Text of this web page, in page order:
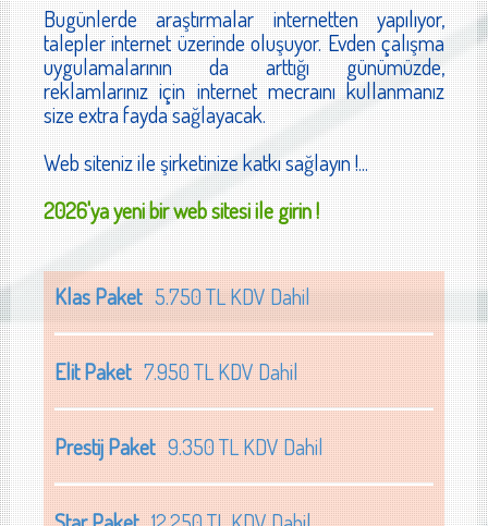
Bugünlerde araştırmalar internetten yapılıyor,
talepler internet üzerinde oluşuyor. Evden çalışma
uygulamalarının da arttığı günümüzde,
reklamlarınız için internet mecraını kullanmanız
size extra fayda sağlayacak.
Web siteniz ile şirketinize katkı sağlayın !...
2026'ya yeni bir web sitesi ile girin !
Klas Paket5.750 TL KDV Dahil
Elit Paket7.950 TL KDV Dahil
Prestij Paket9.350 TL KDV Dahil